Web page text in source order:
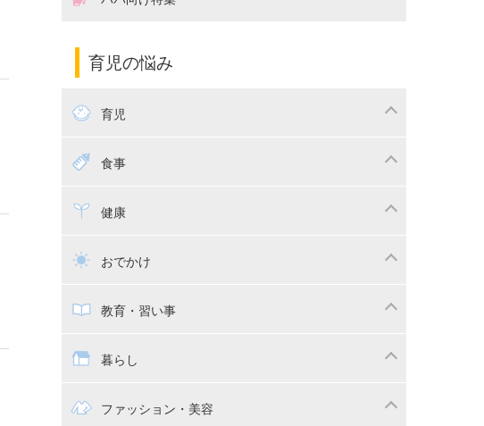
パパ向け特集
育児の悩み
育児
赤ちゃんのお世話
寝かしつけ
トイトレ
食事
離乳食健康
乳幼児健診・予防接種
おでかけ
子供とおでかけ
抱っこ紐
教育・習い事
教育・習い事
幼稚園
暮らし
ママの日常ファッション・美容